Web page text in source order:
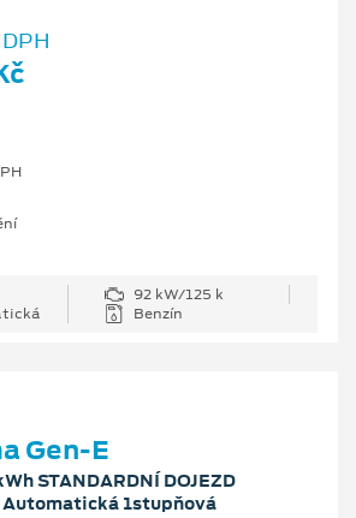
92 kW/125 k
Benzín
Gen-E
STANDARDNÍ DOJEZD
Automatická 1stupňová